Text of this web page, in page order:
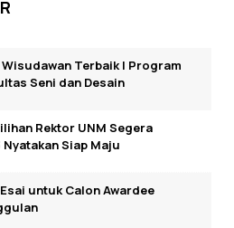
Terbaik I Program
Seni dan Desain
Rektor UNM Segera
Nyatakan Siap Maju
untuk Calon Awardee